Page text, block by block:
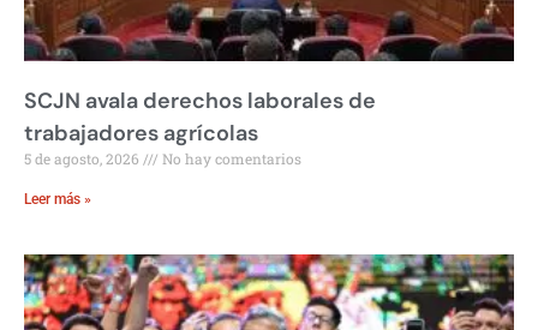
SCJN avala derechos laborales de
trabajadores agrícolas
5 de agosto, 2026 No hay comentarios
Leer más »